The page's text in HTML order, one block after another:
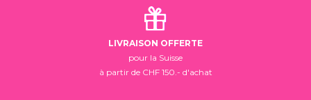
LIVRAISON OFFERTE
pour la Suisse
à partir de CHF 150.- d'achat